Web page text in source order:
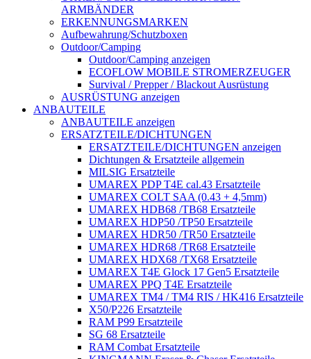
ARMBÄNDER
ERKENNUNGSMARKEN
Aufbewahrung/Schutzboxen
Outdoor/Camping
Outdoor/Camping anzeigen
ECOFLOW MOBILE STROMERZEUGER
Survival / Prepper / Blackout Ausrüstung
AUSRÜSTUNG anzeigen
ANBAUTEILE
ANBAUTEILE anzeigen
ERSATZTEILE/DICHTUNGEN
ERSATZTEILE/DICHTUNGEN anzeigen
Dichtungen & Ersatzteile allgemein
MILSIG Ersatzteile
UMAREX PDP T4E cal.43 Ersatzteile
UMAREX COLT SAA (0.43 + 4,5mm)
UMAREX HDB68 /TB68 Ersatzteile
UMAREX HDP50 /TP50 Ersatzteile
UMAREX HDR50 /TR50 Ersatzteile
UMAREX HDR68 /TR68 Ersatzteile
UMAREX HDX68 /TX68 Ersatzteile
UMAREX T4E Glock 17 Gen5 Ersatzteile
UMAREX PPQ T4E Ersatzteile
UMAREX TM4 / TM4 RIS / HK416 Ersatzteile
X50/P226 Ersatzteile
RAM P99 Ersatzteile
SG 68 Ersatzteile
RAM Combat Ersatzteile